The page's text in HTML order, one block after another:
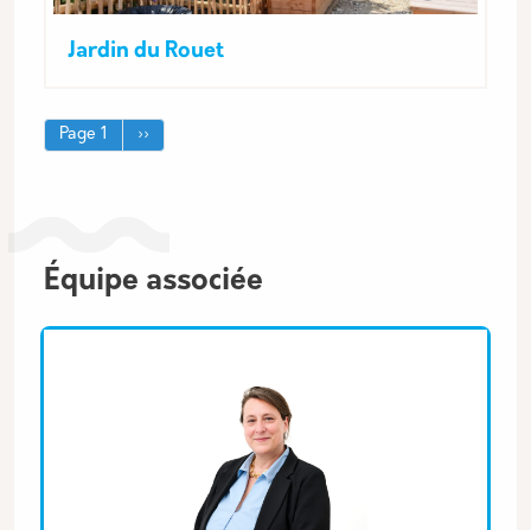
Jardin du Rouet
Pagination
Page 1 Page suivante
››
Équipe associée